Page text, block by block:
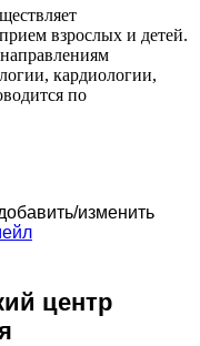
взрослых и детей.
кардиологии,
по
изменить
центр